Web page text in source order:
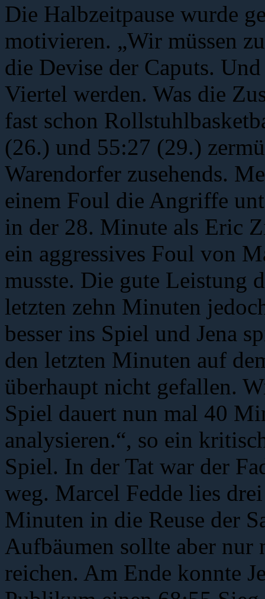
Die Halbzeitpause wurde
motivieren. „Wir müssen
die Devise der Caputs.
Viertel werden. Was die
fast schon
(26.) und 55:27 (29.)
Warendorfer zusehends.
einem Foul die Angriffe
in der 28. Minute als Eric
ein aggressives Foul von
musste. Die gute Leistung
letzten zehn Minuten
besser ins Spiel und Jena
den letzten Minuten auf
überhaupt nicht gefallen.
Spiel dauert nun mal 40
analysieren.“, so ein
Spiel. In der Tat war der
weg. Marcel Fedde lies
Minuten in die Reuse der
Aufbäumen sollte aber
reichen. Am Ende konnte